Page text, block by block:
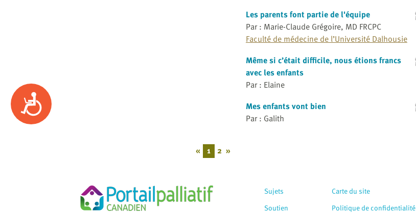
Accessibility
Les parents font partie de l'équipe
Par : Marie-Claude Grégoire, MD FRCPC
Faculté de médecine de l’Université Dalhousie
Même si c’était difficile, nous étions francs
avec les enfants
Par : Elaine
Mes enfants vont bien
Par : Galith
« 1 2 »
Sujets
Soutien
Carte du site
Politique de confidentialité